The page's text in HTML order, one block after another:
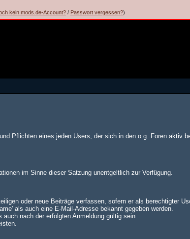
kein mods.de-Account? / Passwort vergessen?)
Pflichten eines jeden Users, der sich in den o.g. Foren aktiv
im Sinne dieser Satzung unentgeltlich zur Verfügung.
oder neue Beiträge verfassen, sofern er als berechtigter
als auch eine E-Mail-Adresse bekannt gegeben werden.
nach der erfolgten Anmeldung gültig sein.